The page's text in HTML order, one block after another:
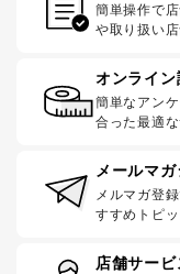
簡単操作で
や取り扱い
オンライ
簡単なアン
合った最適
メールマ
メルマガ登
すすめトピ
店舗サービ